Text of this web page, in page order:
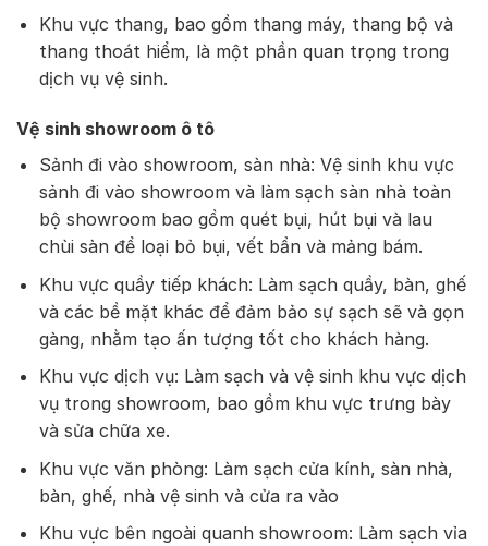
Khu vực thang, bao gồm thang máy, thang bộ và
thang thoát hiểm, là một phần quan trọng trong
dịch vụ vệ sinh.
Vệ sinh showroom ô tô
Sảnh đi vào showroom, sàn nhà: Vệ sinh khu vực
sảnh đi vào showroom và làm sạch sàn nhà toàn
bộ showroom bao gồm quét bụi, hút bụi và lau
chùi sàn để loại bỏ bụi, vết bẩn và mảng bám.
Khu vực quầy tiếp khách: Làm sạch quầy, bàn, ghế
và các bề mặt khác để đảm bảo sự sạch sẽ và gọn
gàng, nhằm tạo ấn tượng tốt cho khách hàng.
Khu vực dịch vụ: Làm sạch và vệ sinh khu vực dịch
vụ trong showroom, bao gồm khu vực trưng bày
và sửa chữa xe.
Khu vực văn phòng: Làm sạch cửa kính, sàn nhà,
bàn, ghế, nhà vệ sinh và cửa ra vào
Khu vực bên ngoài quanh showroom: Làm sạch vỉa